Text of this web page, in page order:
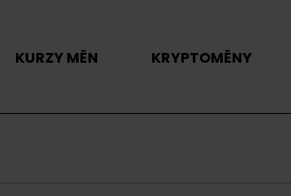
KURZY MĚN KRYPTOMĚNY